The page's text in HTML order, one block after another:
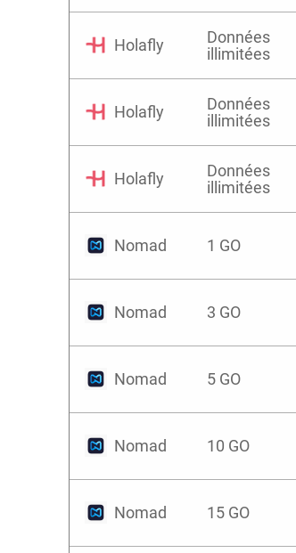
Holafly
Données
illimitées
Holafly
Données
illimitées
Holafly
Données
illimitées
Nomad 1 GO
Nomad 3 GO
Nomad 5 GO
Nomad 10 GO
Nomad 15 GO